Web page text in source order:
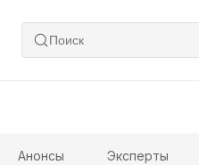
Анонсы Эксперты